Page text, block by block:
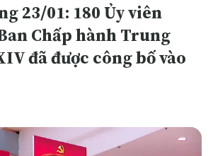
23/01: 180 Ủy viên
Chấp hành Trung
đã được công bố vào